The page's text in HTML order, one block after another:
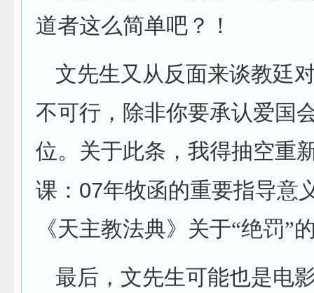
道者这么简单吧？！
文先生又从反面来谈教廷
不可行，除非你要承认爱国
位。关于此条，我得抽空重
课： 07年牧函的重要指导意
《天主教法典》关于“绝罚”
最后，文先生可能也是电